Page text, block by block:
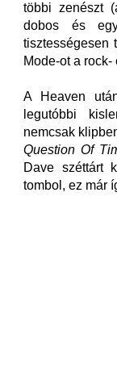
többi zenészt
dobos és
tisztességesen
Mode-ot a
A Heaven
legutóbbi
nemcsak
Question Of
Dave széttárt
tombol, ez már